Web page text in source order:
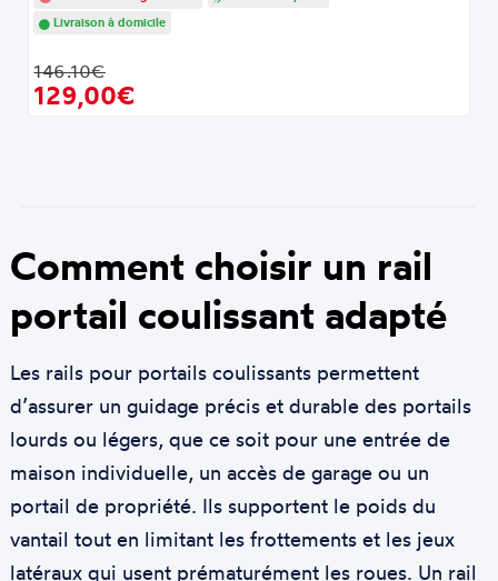
Livraison à domicile
146.10€
129,00€
Comment choisir un rail
portail coulissant adapté
Les rails pour portails coulissants permettent
d’assurer un guidage précis et durable des portails
lourds ou légers, que ce soit pour une entrée de
maison individuelle, un accès de garage ou un
portail de propriété. Ils supportent le poids du
vantail tout en limitant les frottements et les jeux
latéraux qui usent prématurément les roues. Un rail